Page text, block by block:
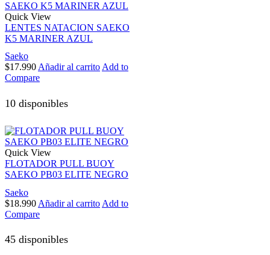
Quick View
LENTES NATACION SAEKO
K5 MARINER AZUL
Saeko
$17.990 Añadir al carrito Add to
Compare
10 disponibles
Quick View
FLOTADOR PULL BUOY
SAEKO PB03 ELITE NEGRO
Saeko
$18.990 Añadir al carrito Add to
Compare
45 disponibles